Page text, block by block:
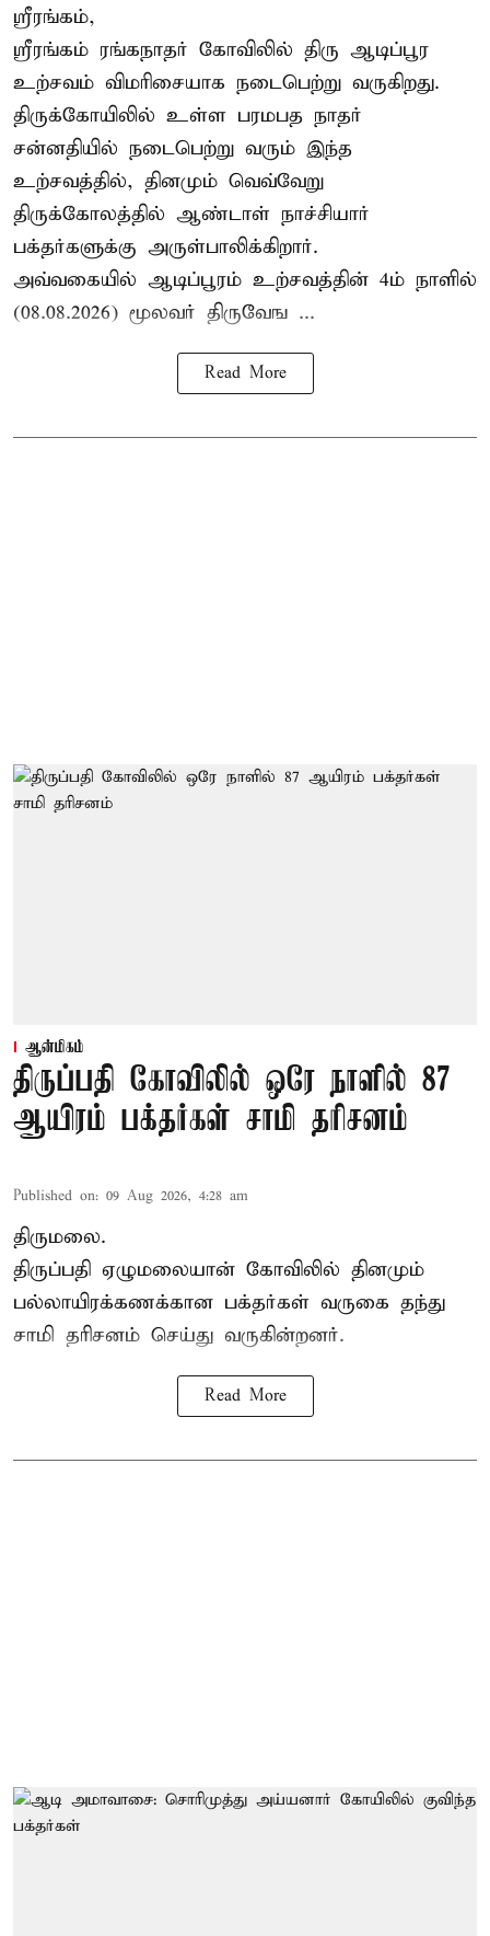
ஸ்ரீரங்கம்,
ஸ்ரீரங்கம் ரங்கநாதர் கோவிலில் திரு ஆடிப்பூர
உற்சவம் விமரிசையாக நடைபெற்று வருகிறது.
திருக்கோயிலில் உள்ள பரமபத நாதர்
சன்னதியில் நடைபெற்று வரும் இந்த
உற்சவத்தில், தினமும் வெவ்வேறு
திருக்கோலத்தில் ஆண்டாள் நாச்சியார்
பக்தர்களுக்கு அருள்பாலிக்கிறார்.
அவ்வகையில் ஆடிப்பூரம் உற்சவத்தின் 4ம் நாளில்
(08.08.2026) மூலவர் திருவேங ...
Read More
ஆன்மிகம்
திருப்பதி கோவிலில் ஒரே நாளில் 87
ஆயிரம் பக்தர்கள் சாமி தரிசனம்
Published on: 09 Aug 2026, 4:28 am
திருமலை.
திருப்பதி ஏழுமலையான் கோவிலில் தினமும்
பல்லாயிரக்கணக்கான பக்தர்கள் வருகை தந்து
சாமி தரிசனம் செய்து வருகின்றனர்.
Read More